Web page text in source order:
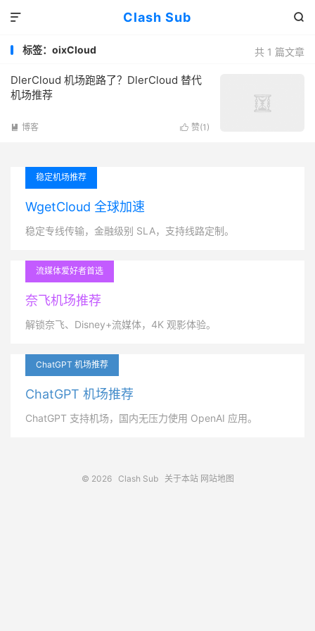
Clash Sub 

共 1 篇文章
标签：oixCloud
DlerCloud 机场跑路了？DlerCloud 替代
机场推荐
 赞(1 )
 博客
稳定机场推荐
WgetCloud 全球加速
稳定专线传输，金融级别 SLA，支持线路定制。
流媒体爱好者首选
奈飞机场推荐
解锁奈飞、Disney+流媒体，4K 观影体验。
ChatGPT 机场推荐
ChatGPT 机场推荐
ChatGPT 支持机场，国内无压力使用 OpenAI 应用。
© 2026 Clash Sub 关于本站 网站地图